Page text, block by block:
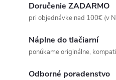
Doručenie ZADARMO
pri objednávke nad 100€ (v
Náplne do tlačiarní
ponúkame originálne,
Odborné poradenstvo